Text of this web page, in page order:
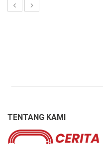
TENTANG KAMI